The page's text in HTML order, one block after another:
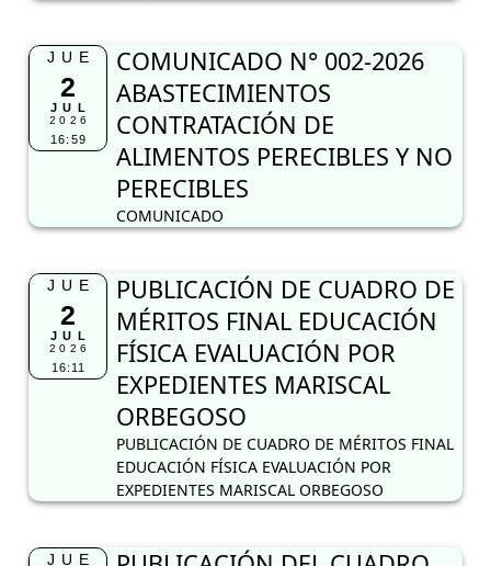
JUE
2
JUL
2026
16:59
COMUNICADO N° 002-2026
ABASTECIMIENTOS
CONTRATACIÓN DE
ALIMENTOS PERECIBLES Y NO
PERECIBLES
COMUNICADO
JUE
2
JUL
2026
16:11
PUBLICACIÓN DE CUADRO DE
MÉRITOS FINAL EDUCACIÓN
FÍSICA EVALUACIÓN POR
EXPEDIENTES MARISCAL
ORBEGOSO
PUBLICACIÓN DE CUADRO DE MÉRITOS FINAL
EDUCACIÓN FÍSICA EVALUACIÓN POR
EXPEDIENTES MARISCAL ORBEGOSO
JUE